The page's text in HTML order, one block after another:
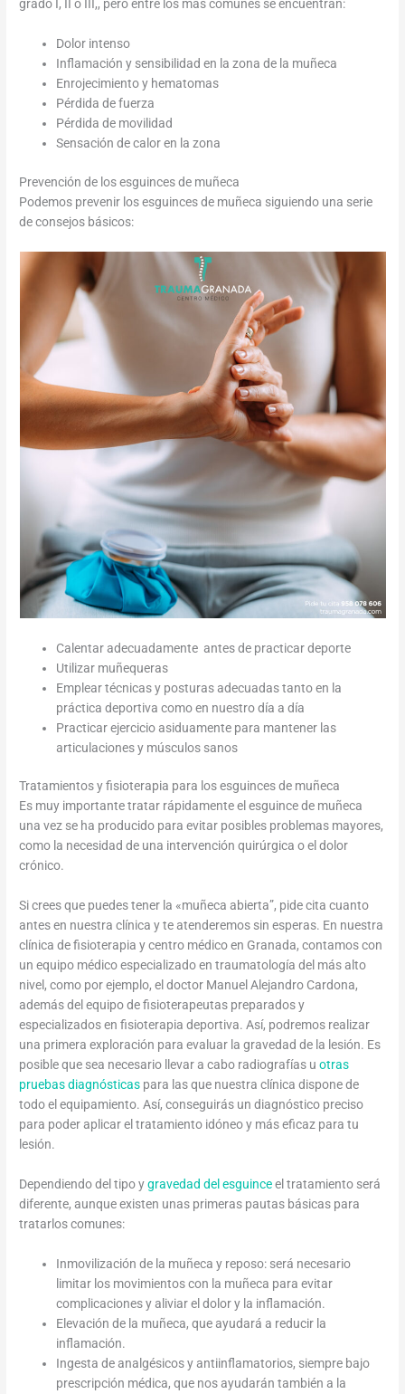
grado I, II o III,, pero entre los más comunes se encuentran:
Dolor intenso
Inflamación y sensibilidad en la zona de la muñeca
Enrojecimiento y hematomas
Pérdida de fuerza
Pérdida de movilidad
Sensación de calor en la zona
Prevención de los esguinces de muñeca
Podemos prevenir los esguinces de muñeca siguiendo una serie
de consejos básicos:
Calentar adecuadamente antes de practicar deporte
Utilizar muñequeras
Emplear técnicas y posturas adecuadas tanto en la
práctica deportiva como en nuestro día a día
Practicar ejercicio asiduamente para mantener las
articulaciones y músculos sanos
Tratamientos y fisioterapia para los esguinces de muñeca
Es muy importante tratar rápidamente el esguince de muñeca
una vez se ha producido para evitar posibles problemas mayores,
como la necesidad de una intervención quirúrgica o el dolor
crónico.
Si crees que puedes tener la «muñeca abierta”, pide cita cuanto
antes en nuestra clínica y te atenderemos sin esperas. En nuestra
clínica de fisioterapia y centro médico en Granada, contamos con
un equipo médico especializado en traumatología del más alto
nivel, como por ejemplo, el doctor Manuel Alejandro Cardona,
además del equipo de fisioterapeutas preparados y
especializados en fisioterapia deportiva. Así, podremos realizar
una primera exploración para evaluar la gravedad de la lesión. Es
posible que sea necesario llevar a cabo radiografías u otras
pruebas diagnósticas para las que nuestra clínica dispone de
todo el equipamiento. Así, conseguirás un diagnóstico preciso
para poder aplicar el tratamiento idóneo y más eficaz para tu
lesión.
Dependiendo del tipo ygravedad del esguinceel tratamiento será
diferente, aunque existen unas primeras pautas básicas para
tratarlos comunes:
Inmovilización de la muñeca y reposo: será necesario
limitar los movimientos con la muñeca para evitar
complicaciones y aliviar el dolor y la inflamación.
Elevación de la muñeca, que ayudará a reducir la
inflamación.
Ingesta de analgésicos y antiinflamatorios, siempre bajo
prescripción médica, que nos ayudarán también a la